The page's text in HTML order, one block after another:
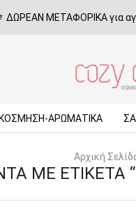
ΔΩΡΕΑΝ ΜΕΤΑΦΟΡΙΚΑ για
ΑΡΩΜΑΤΙΚΑ
Αρχική
ΜΕ ΕΤΙΚΈΤΑ